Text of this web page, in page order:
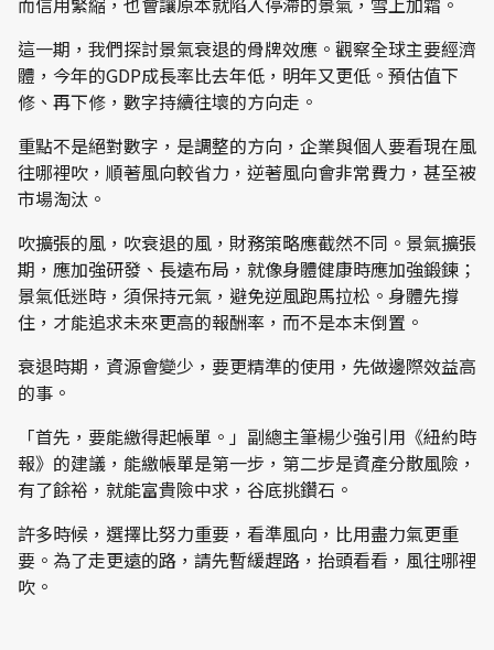
這一期，我們探討景氣衰退的骨牌效應。觀察全球主要經濟
體，今年的GDP成長率比去年低，明年又更低。預估值下
修、再下修，數字持續往壞的方向走。
重點不是絕對數字，是調整的方向，企業與個人要看現在風
往哪裡吹，順著風向較省力，逆著風向會非常費力，甚至被
市場淘汰。
吹擴張的風，吹衰退的風，財務策略應截然不同。景氣擴張
期，應加強研發、長遠布局，就像身體健康時應加強鍛鍊；
景氣低迷時，須保持元氣，避免逆風跑馬拉松。身體先撐
住，才能追求未來更高的報酬率，而不是本末倒置。
衰退時期，資源會變少，要更精準的使用，先做邊際效益高
的事。
「首先，要能繳得起帳單。」副總主筆楊少強引用《紐約時
報》的建議，能繳帳單是第一步，第二步是資產分散風險，
有了餘裕，就能富貴險中求，谷底挑鑽石。
許多時候，選擇比努力重要，看準風向，比用盡力氣更重
要。為了走更遠的路，請先暫緩趕路，抬頭看看，風往哪裡
吹。